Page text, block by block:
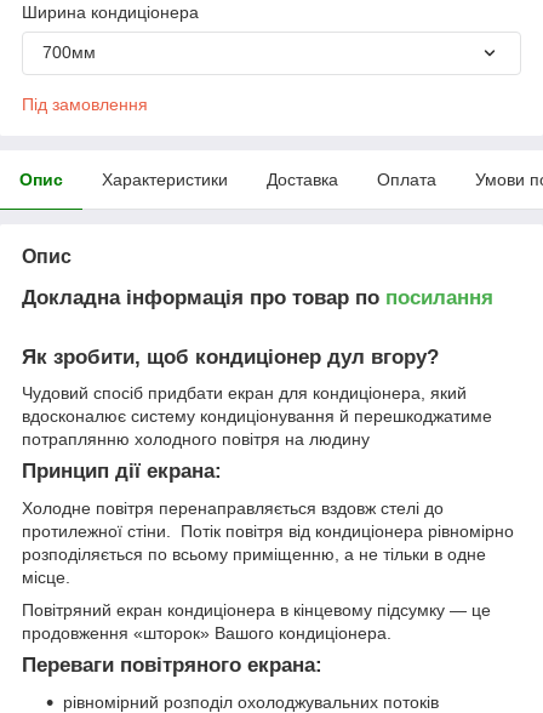
Ширина кондиціонера
700мм
Під замовлення
Опис Характеристики Доставка Оплата Умови
Опис
Докладна інформація про товар по посилання
Як зробити, щоб кондиціонер дул вгору?
Чудовий спосіб придбати екран для кондиціонера, який
вдосконалює систему кондиціонування й перешкоджатиме
потраплянню холодного повітря на людину
Принцип дії екрана:
Холодне повітря перенаправляється вздовж стелі до
протилежної стіни. Потік повітря від кондиціонера рівномірно
розподіляється по всьому приміщенню, а не тільки в одне
місце.
Повітряний екран кондиціонера в кінцевому підсумку — це
продовження «шторок» Вашого кондиціонера.
Переваги повітряного екрана:
рівномірний розподіл охолоджувальних потоків